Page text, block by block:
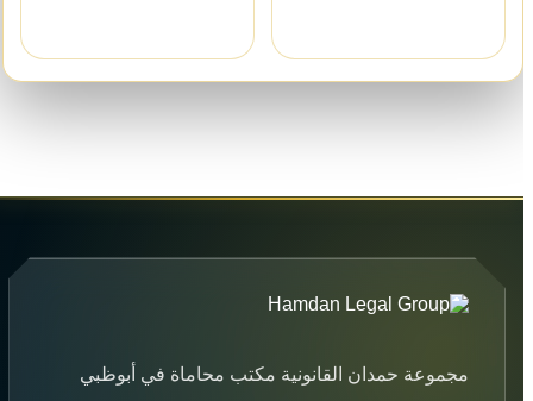
مجموعة حمدان القانونية مكتب محاماة في أبوظبي